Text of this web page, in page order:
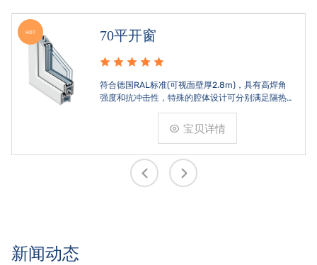
HOT 70平开窗
符合德国RAL标准(可视面壁厚2.8m)，具有高焊角
强度和抗冲击性，特殊的腔体设计可分别满足隔热
和刚性的要求。
宝贝详情
新闻动态